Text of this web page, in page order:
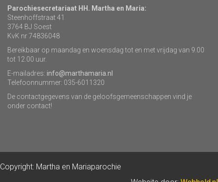
Parochiesecretariaat HH. Martha en Maria:
Steenhoffstraat 41
3764 BJ Soest
KvK nr 74836048
Bereikbaar op maandag en woensdag tot en met vrijdag van 9.00
tot 12.00 uur.
E-mailadres: info@marthamaria.nl
Telefoonnummer: 035-6011320
De contactgegevens van de geloofsgemeenschappen vind je
onder contact!
Copyright: Martha en Mariaparochie